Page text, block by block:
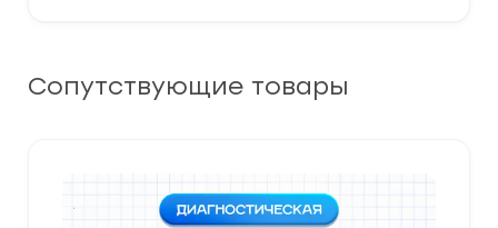
Сопутствующие товары